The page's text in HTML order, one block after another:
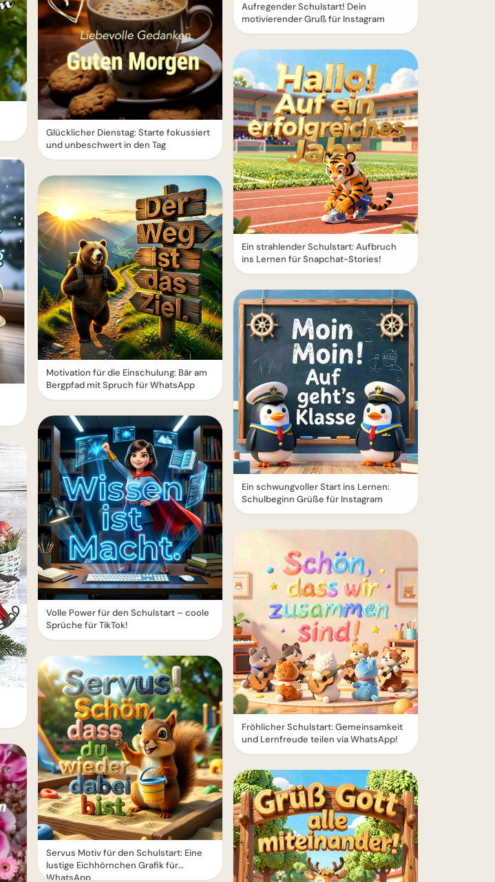
Glücklicher Dienstag: Starte fokussiert
und unbeschwert in den Tag
Motivation für die Einschulung: Bär am
Bergpfad mit Spruch für WhatsApp
Volle Power für den Schulstart – coole
Sprüche für TikTok!
Servus Motiv für den Schulstart: Eine
lustige Eichhörnchen Grafik für
WhatsApp
Aufregender Schulstart! Dein
motivierender Gruß für Instagram
Ein strahlender Schulstart: Aufbruch
ins Lernen für Snapchat-Stories!
Ein schwungvoller Start ins Lernen:
Schulbeginn Grüße für Instagram
Fröhlicher Schulstart: Gemeinsamkeit
und Lernfreude teilen via WhatsApp!